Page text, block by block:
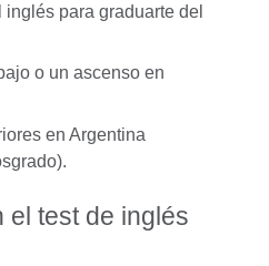
para graduarte del
o un ascenso en
en Argentina
el test de inglés